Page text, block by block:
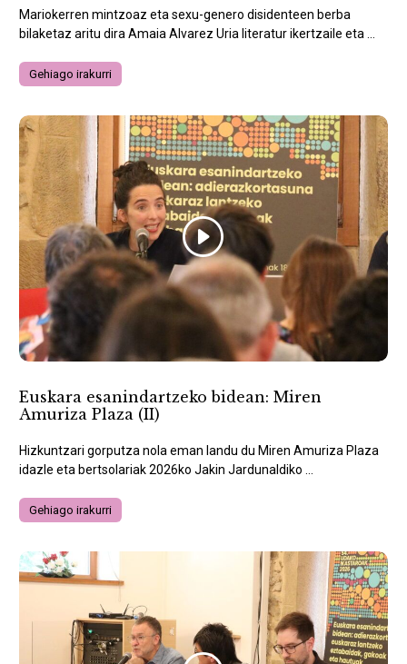
Mariokerren mintzoaz eta sexu-genero disidenteen berba
bilaketaz aritu dira Amaia Alvarez Uria literatur ikertzaile eta ...
Gehiago irakurri
Euskara esanindartzeko bidean: Miren
Amuriza Plaza (II)
Hizkuntzari gorputza nola eman landu du Miren Amuriza Plaza
idazle eta bertsolariak 2026ko Jakin Jardunaldiko ...
Gehiago irakurri